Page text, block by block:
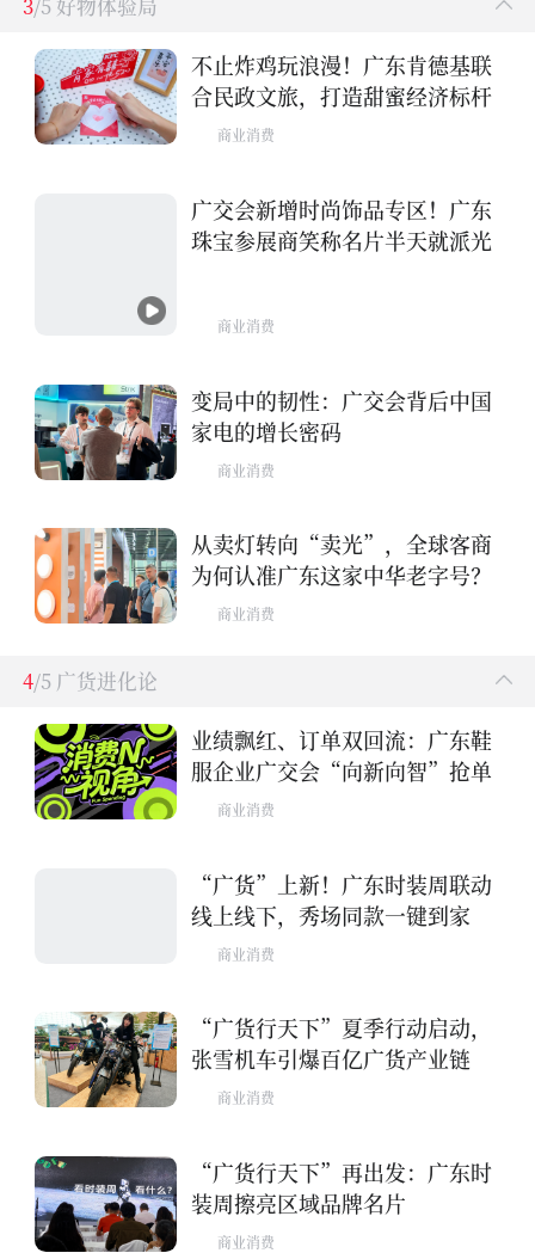
3/5 好物体验局
不止炸鸡玩浪漫！广东肯德基联
合民政文旅，打造甜蜜经济标杆
商业消费
广交会新增时尚饰品专区！广东
珠宝参展商笑称名片半天就派光
商业消费
变局中的韧性：广交会背后中国
家电的增长密码
商业消费
从卖灯转向“卖光”，全球客商
为何认准广东这家中华老字号？
商业消费
4/5 广货进化论
业绩飘红、订单双回流：广东鞋
服企业广交会“向新向智”抢单
商业消费
“广货”上新！广东时装周联动
线上线下，秀场同款一键到家
商业消费
“广货行天下”夏季行动启动，
张雪机车引爆百亿广货产业链
商业消费
“广货行天下”再出发：广东时
装周擦亮区域品牌名片
商业消费